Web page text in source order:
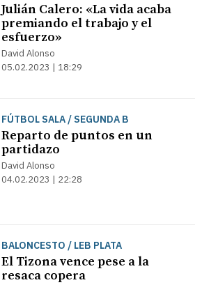
Julián Calero: «La vida acaba
premiando el trabajo y el
esfuerzo»
David Alonso
05.02.2023 | 18:29
FÚTBOL SALA / SEGUNDA B
Reparto de puntos en un
partidazo
David Alonso
04.02.2023 | 22:28
BALONCESTO / LEB PLATA
El Tizona vence pese a la
resaca copera